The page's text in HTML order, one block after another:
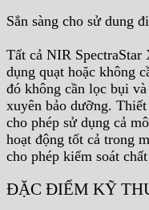
Sẳn sàng cho sử dung
Tất cả NIR
dụng quạt hoặc không
đó không cần lọc bụi
xuyên bảo dưỡng.
cho phép sử dụng cả
hoạt động tốt cả trong
cho phép kiểm soát
ĐẶC ĐIỂM KỸ